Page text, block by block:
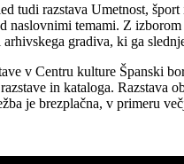
tudi razstava Umetnost,
naslovnimi temami. Z
gradiva, ki ga
v Centru kulture Španski
in kataloga.
je brezplačna, v primeru